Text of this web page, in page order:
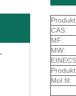
CAS:
MF:
MW:
Mol fil: